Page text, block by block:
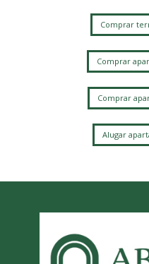
Comprar
Comprar
Comprar
Alugar